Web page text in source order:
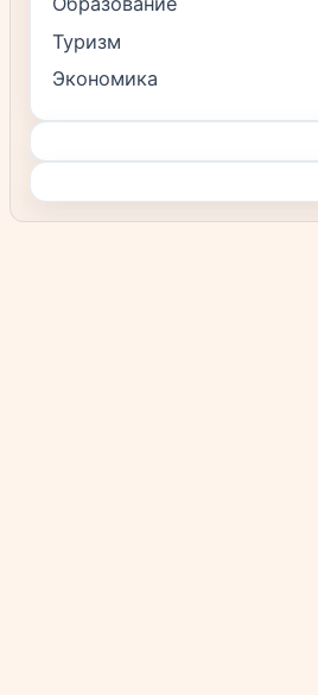
Туризм
Экономика